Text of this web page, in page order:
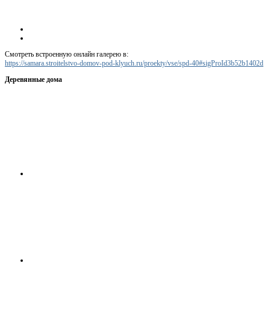
Смотреть встроенную онлайн галерею в:
https://samara.stroitelstvo-domov-pod-klyuch.ru/proekty/vse/spd-40#sigProId3b52b1402d
Деревянные дома